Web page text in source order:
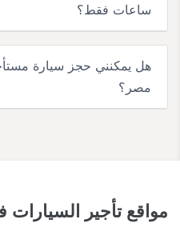
ساعات فقط؟
هل يمكنني حجز سيارة
مصر؟
مواقع تأجير